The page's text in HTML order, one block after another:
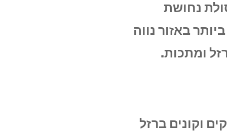
נחושת
באזור נווה
ומתכות.
וקונים ברזל